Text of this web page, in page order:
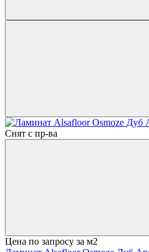
Снят с пр-ва
Цена по запросу за м2